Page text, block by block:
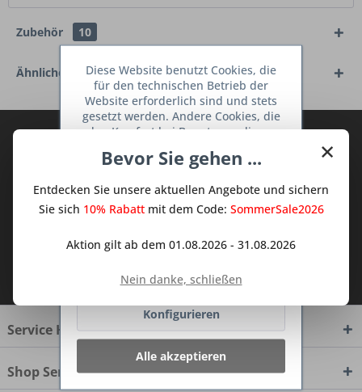
Zubehör 10
Ähnliche Artikel
Abonnieren Sie den kostenlosen Deine
TraumKüche Newsletter und verpassen
Sie keine Neuigkeit oder Aktion mehr aus
dem Traum Küchen - Shop.
zur Kenntnis genommen.
Service Hotline
Shop Service
×
Bevor Sie gehen ...
Entdecken Sie unsere aktuellen Angebote und sichern
Sie sich 10% Rabattmit dem Code: SommerSale2026
Aktion gilt ab dem 01.08.2026 - 31.08.2026
Nein danke, schließen
Diese Website benutzt Cookies, die
für den technischen Betrieb der
Website erforderlich sind und stets
gesetzt werden. Andere Cookies, die
den Komfort bei Benutzung dieser
dienen oder die Interaktion mit
Netzwerken vereinfachen sollen,
werden nur mit Ihrer Zustimmung
Ablehnen
Konfigurieren
Alle akzeptieren